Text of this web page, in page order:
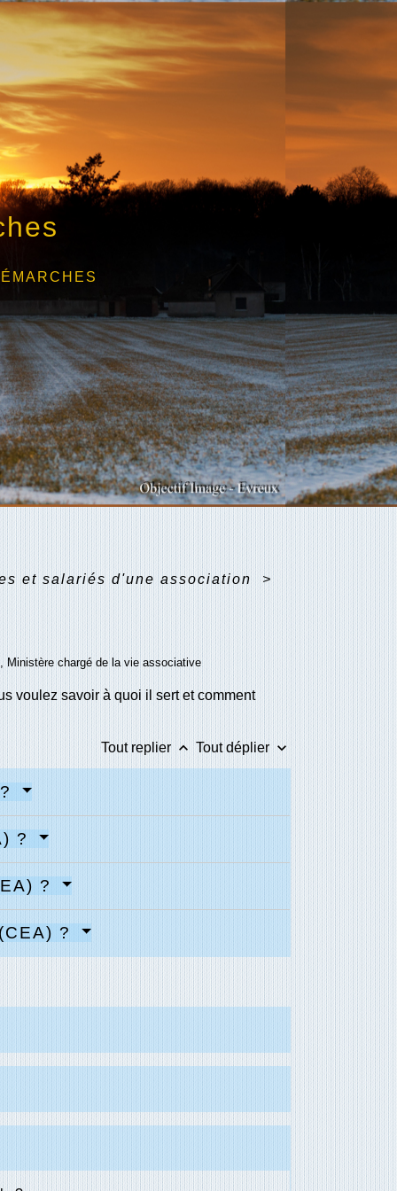
et salariés d'une association
>
Ministère chargé de la vie associative
voulez savoir à quoi il sert et comment
Tout replier keyboard_arrow_up Tout déplier keyboard_arrow_down
?
?
?